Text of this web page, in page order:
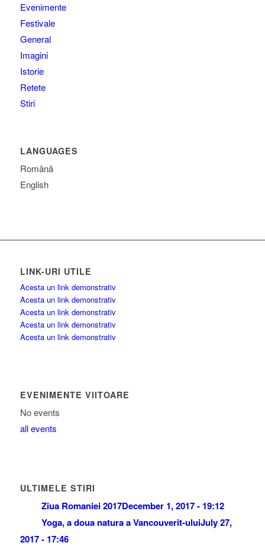
Evenimente
Festivale
General
Imagini
Istorie
Retete
Stiri
LANGUAGES
Română
English
LINK-URI UTILE
Acesta un link demonstrativ
Acesta un link demonstrativ
Acesta un link demonstrativ
Acesta un link demonstrativ
Acesta un link demonstrativ
EVENIMENTE VIITOARE
No events
all events
ULTIMELE STIRI
Ziua Romaniei 2017December 1, 2017 - 19:12
Yoga, a doua natura a Vancouverit-uluiJuly 27,
2017 - 17:46